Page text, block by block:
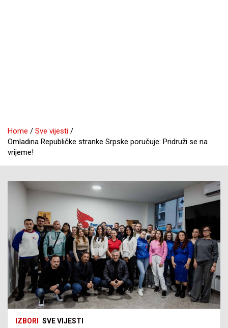
Home
Sve vijesti
Omladina Republičke stranke Srpske poručuje: Pridruži se na
vrijeme!
IZBORI SVE VIJESTI